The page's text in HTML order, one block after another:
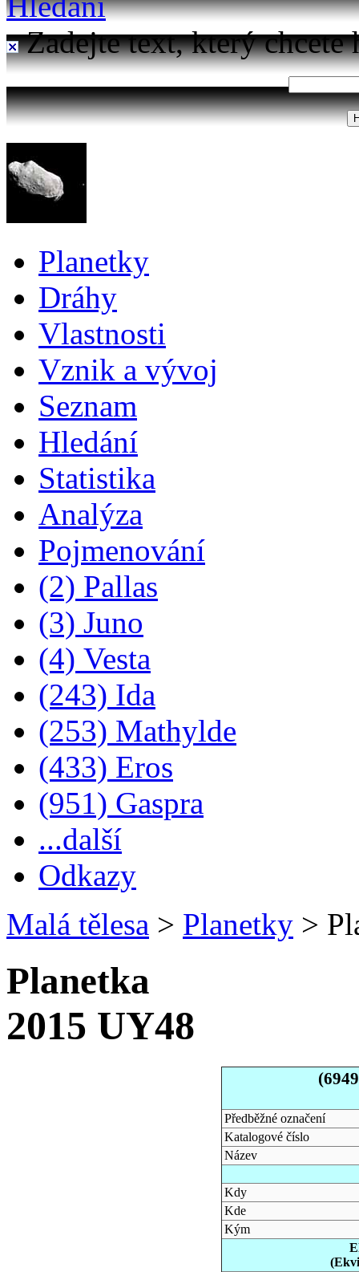
Zadejte text, který chcete
Planetky
Dráhy
Vlastnosti
Vznik a vývoj
Seznam
Hledání
Statistika
Analýza
Pojmenování
(2) Pallas
(3) Juno
(4) Vesta
(243) Ida
(253) Mathylde
(433) Eros
(951) Gaspra
...další
Odkazy
Malá tělesa > Planetky >
Planetka
2015 UY48
Předběžné označení
Katalogové číslo
Název
Kdy
Kde
Kým